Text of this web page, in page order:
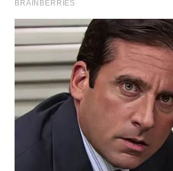
WAHANA
KONSUMEN
WAHANA
LISTRIK
WAHANA
TRAVEL